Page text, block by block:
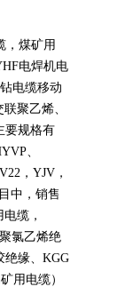
，煤矿用
电焊机电
电缆移动
联聚乙烯、
要规格有
、
， YJV ，
中，销售
缆，
聚氯乙烯绝
缘、 KGG
用电缆）